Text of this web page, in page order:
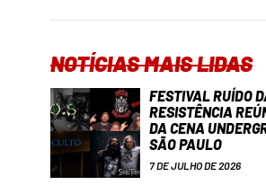
NOTÍCIAS MAIS LIDAS
FESTIVAL RUÍDO
RESISTÊNCIA
DA CENA
SÃO PAULO
7 DE JULHO DE 2026